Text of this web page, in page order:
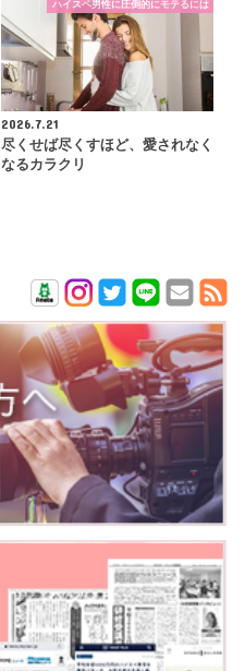
ハイスペ男性に圧倒的にモテるには
2026.7.21
尽くせば尽くすほど、愛されなく
なるカラクリ